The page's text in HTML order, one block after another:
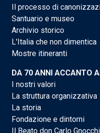
Il processo di
Santuario e museo
Archivio storico
L'Italia che non dimentica
Mostre itineranti
DA 70 ANNI ACCANTO
I nostri valori
La struttura organizzativa
La storia
Fondazione e dintorni
Il Beato don Carlo